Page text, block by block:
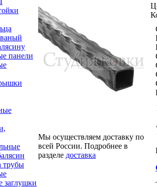
панели
трубы
заглушки
Мы осуществляем доставку по
всей России. Подробнее в
разделе доставка